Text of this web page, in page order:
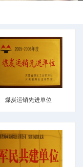
煤炭运销先进单位